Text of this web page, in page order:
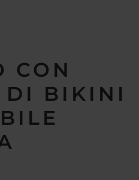
CON
DI BIKINI